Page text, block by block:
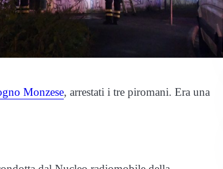
Monzese, arrestati i tre piromani. Era una